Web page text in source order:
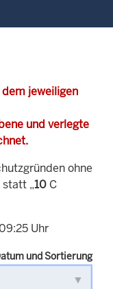
jeweiligen
und verlegte
ohne
„10 C
Uhr
und Sortierung